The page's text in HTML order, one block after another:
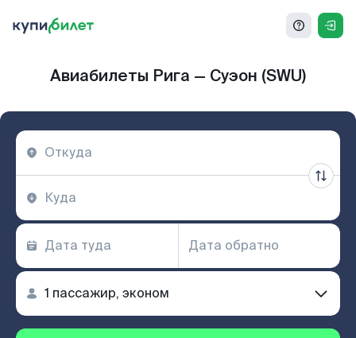
Авиабилеты Рига — Суэон (SWU)